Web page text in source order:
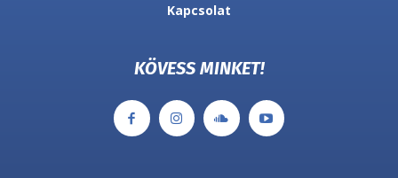
Kapcsolat
KÖVESS MINKET!